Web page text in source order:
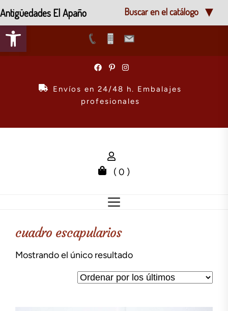
Abrir barra de herramientas
Envíos en 24/48 h. Embalajes
profesionales
( 0 )
cuadro escapularios
Mostrando el único resultado
Antigüedades El Apaño Buscar en el catálogo